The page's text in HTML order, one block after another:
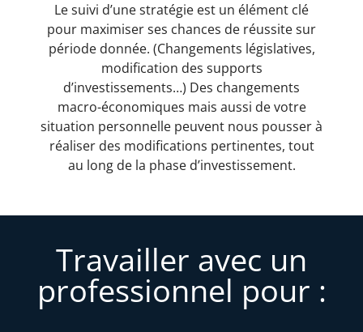
Le suivi d’une stratégie est un élément clé
pour maximiser ses chances de réussite sur
période donnée. (Changements législatives,
modification des supports
d’investissements…) Des changements
macro-économiques mais aussi de votre
situation personnelle peuvent nous pousser à
réaliser des modifications pertinentes, tout
au long de la phase d’investissement.
Travailler avec un
professionnel pour :